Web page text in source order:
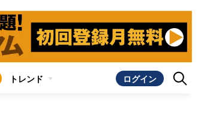
トレンド ログイン